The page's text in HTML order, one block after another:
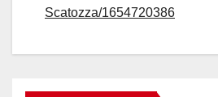
Scatozza/1654720386